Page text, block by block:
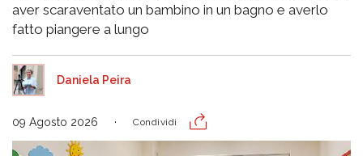
aver scaraventato un bambino in un bagno e averlo
fatto piangere a lungo
Daniela Peira
09 Agosto 2026 Condividi